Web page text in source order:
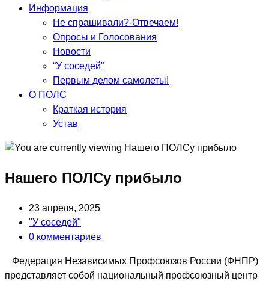
Информация
Не спрашивали?-Отвечаем!
Опросы и Голосования
Новости
“У соседей”
Первым делом самолеты!
О ПОЛС
Краткая история
Устав
Нашего ПОЛСу прибыло
Запись
опубликована:
23 апреля, 2025
Post
category:
"У соседей"
Post
0 комментариев
Федерация Независимых Профсоюзов России (ФНПР)
представляет собой национальный профсоюзный центр